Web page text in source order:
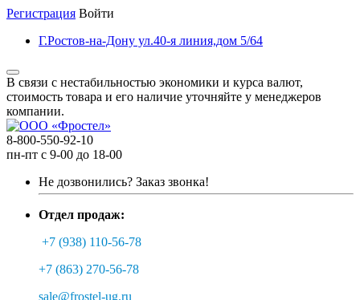
Регистрация Войти
Г.Ростов-на-Дону ул.40-я линия,дом 5/64
В связи с нестабильностью экономики и курса валют,
стоимость товара и его наличие уточняйте у менеджеров
компании.
8-800-550-92-10
пн-пт с 9-00 до 18-00
Не дозвонились? Заказ звонка!
Отдел продаж:
+7 (938) 110-56-78
+7 (863) 270-56-78
sale@frostel-ug.ru